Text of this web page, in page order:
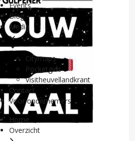
Events
Blog
Media
Citymaps
Pocketgids
Visitheuvellandkrant
Contact
Voor ondernemers
Home
Overzicht